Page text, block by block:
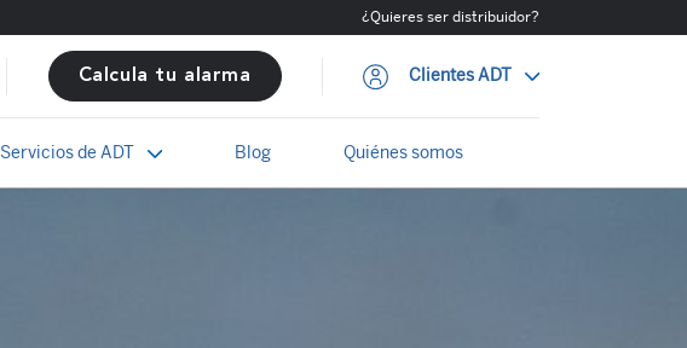
¿Quieres ser distribuidor?
Calcula tu alarma Clientes ADT
Servicios de ADT Blog Quiénes somos